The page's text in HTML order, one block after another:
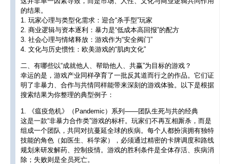
的结果。
1. 玩家心理与类型化需求：迎合“杀手型”玩家
2. 商业逻辑与资本逐利：暴力是“低成本高回报”的配方
3. 社会心理与情绪释放：游戏作为“安全阀门”
4. 文化与历史惯性：欧美游戏的“肌肉文化”
二、有哪些以“成就他人、帮助他人、共赢”为目标的游戏？
幸运的是，游戏产业同样孕育了一批反其道而行之的作品。它们证
明了非暴力、合作与共情同样能带来深刻的游戏体验。以下是根据
搜索结果为你整理的典型例子：
1. 《瘟疫危机》（Pandemic）系列——团队生死与共的经典
这是一款“非暴力合作类”游戏的标杆。玩家们不再互相厮杀，而是
组成一个团队，共同对抗蔓延全球的疾病。每个人都扮演拥有独特
技能的角色（如医生、科学家），必须通过精密的卡牌调度和路线
规划来研发解药、控制疫情。游戏的胜利条件是全体存活、疾病消
除；失败则是全员死亡。